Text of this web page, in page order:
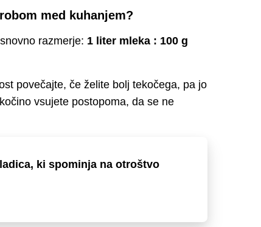
med kuhanjem?
razmerje: 1 liter mleka : 100 g
povečajte, če želite bolj tekočega, pa jo
vsujete postopoma, da se ne
ki spominja na otroštvo